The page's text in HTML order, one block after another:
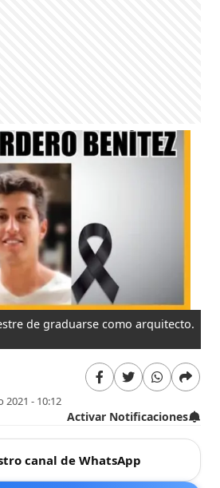
de graduarse como arquitecto.
2021 - 10:12
Activar Notificaciones
canal de WhatsApp